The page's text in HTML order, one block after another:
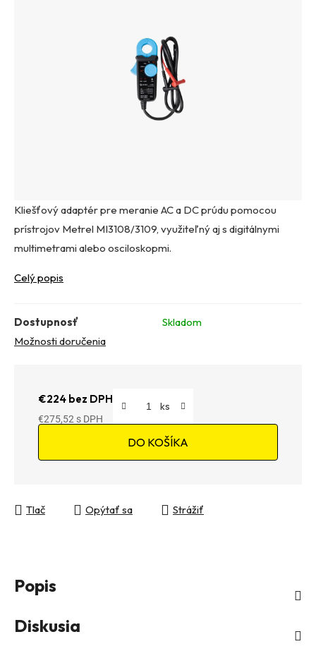
Kliešťový adaptér pre meranie AC a DC prúdu pomocou
prístrojov Metrel MI3108/3109, využiteľný aj s digitálnymi
multimetrami alebo osciloskopmi.
Celý popis
Dostupnosť
Skladom
Možnosti doručenia
€224 bez DPH
€275,52
DO KOŠÍKA
Tlač Opýtať sa Strážiť
Popis
Diskusia